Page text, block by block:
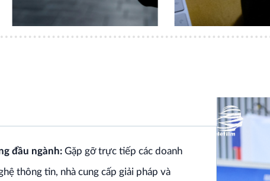
đầu ngành: Gặp gỡ trực tiếp các doanh
thông tin, nhà cung cấp giải pháp và